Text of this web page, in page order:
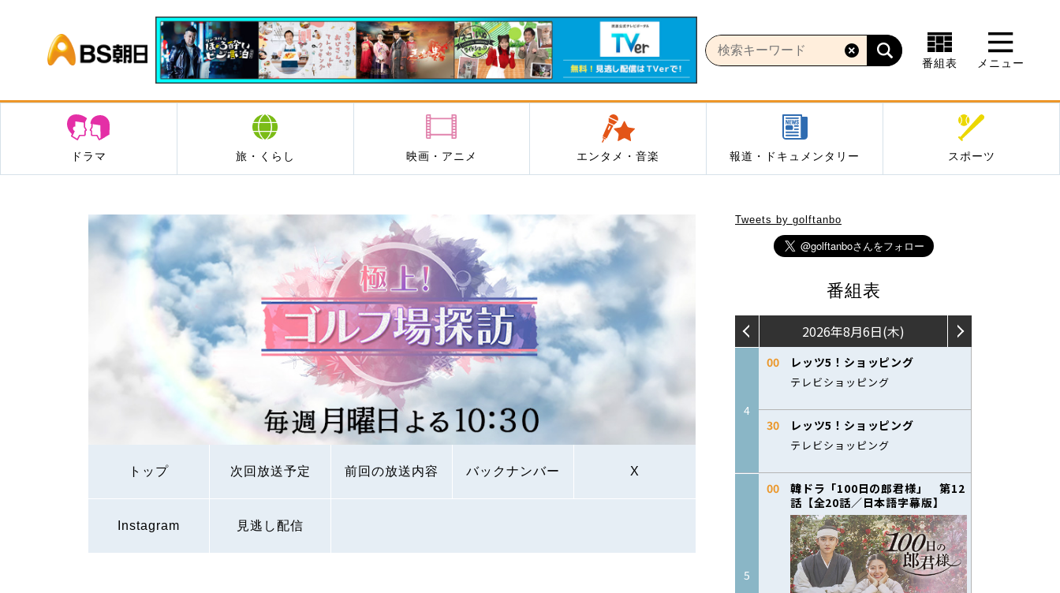
BS朝日
番組表 メニュー
ドラマ 旅・くらし 映画・アニメ エンタメ・音楽 報道・ドキュメンタリー スポーツ
トップ 次回放送予定 前回の放送内容 バックナンバー X
Instagram 見逃し配信
Tweets by golftanbo
番組表